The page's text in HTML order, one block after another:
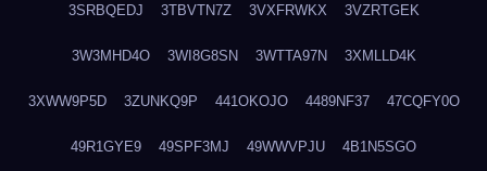
3SRBQEDJ 3TBVTN7Z 3VXFRWKX 3VZRTGEK
3W3MHD4O 3WI8G8SN 3WTTA97N 3XMLLD4K
3XWW9P5D 3ZUNKQ9P 441OKOJO 4489NF37 47CQFY0O
49R1GYE9 49SPF3MJ 49WWVPJU 4B1N5SGO